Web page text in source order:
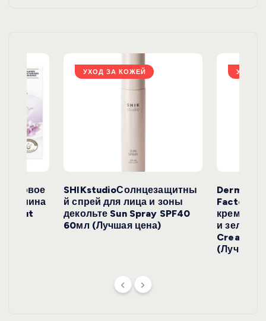
з
а
п
с
е
й
жасмина
УХОД ЗА КОЖЕЙ
SHIKstudioСолнцезащитны
й спрей для лица и зоны
декольте Sun Spray SPF40
60мл (Лучшая цена)
УХОД
Derma
крем с
и
Cream
(Лучшая